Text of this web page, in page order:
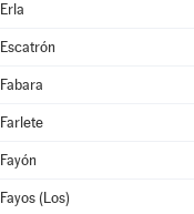
Erla
Escatrón
Fabara
Farlete
Fayón
Fayos (Los)